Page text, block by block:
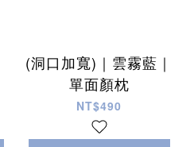
(洞口加寬)｜雲霧藍｜
單面顏枕
NT$490